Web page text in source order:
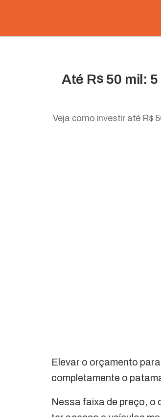
Até R$ 50 mil:
Veja como investir até R$
Elevar o orçamento
completamente o
Nessa faixa de preço, o